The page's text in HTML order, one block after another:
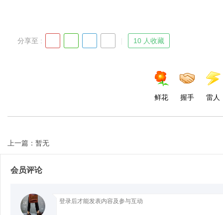
d
分享至 : 10 人收藏
鲜花 握手 雷人
上一篇：暂无
会员评论